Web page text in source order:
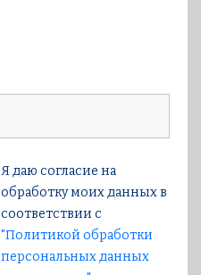
Я даю согласие на
обработку моих данных в
соответствии с
"Политикой обработки
персональных данных